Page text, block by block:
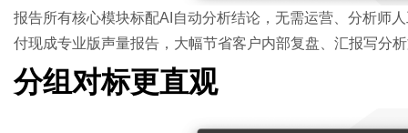
报告所有核心模块标配AI自动分析结论，无需运营、分析师
付现成专业版声量报告，大幅节省客户内部复盘、汇报写分
分组对标更直观